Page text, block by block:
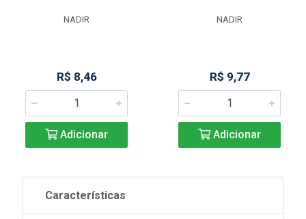
NADIR
R$ 8,46
Adicionar
NADIR
R$ 9,77
Adicionar
Características